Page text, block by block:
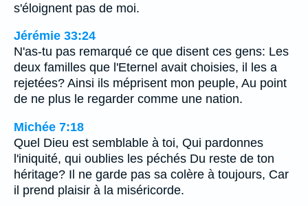
s'éloignent pas de moi.
Jérémie 33:24
N'as-tu pas remarqué ce que disent ces gens: Les
deux familles que l'Eternel avait choisies, il les a
rejetées? Ainsi ils méprisent mon peuple, Au point
de ne plus le regarder comme une nation.
Michée 7:18
Quel Dieu est semblable à toi, Qui pardonnes
l'iniquité, qui oublies les péchés Du reste de ton
héritage? Il ne garde pas sa colère à toujours, Car
il prend plaisir à la miséricorde.